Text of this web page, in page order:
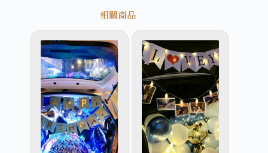
相關商品